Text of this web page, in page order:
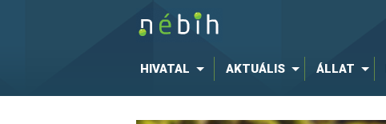
HIVATAL AKTUÁLIS ÁLLAT